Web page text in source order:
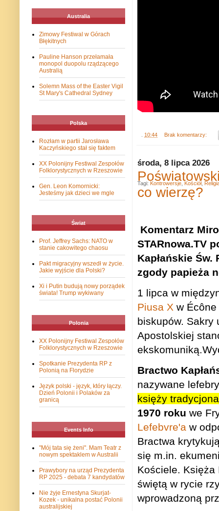
10:44 Brak komentarzy:
środa, 8 lipca 2026
co wierzę?
Komentarz
STARnowa.TV
Kapłańskie
zgody papieża
1 lipca w
Piusa X w
biskupów. Sakry
Apostolskiej
Bractwo
nazywane
księży
1970 roku we
Lefebvre'a w
Bractwa
się m.in.
Kościele. Księża
świętą w rycie
wprowadzoną
Tagi: Kontrowersje Kościół,
Australia
Zimowy Festiwal w Górach
Błękitnych
Pauline Hanson przełamała
monopol duopolu rządzącego
Australią
Solemn Mass of the Easter Vigil
St Mary's Cathedral Sydney
Polska
Rozłam w partii Jarosława
Kaczyńskiego stał się faktem
XX Polonijny Festiwal Zespołów
Folklorystycznych w Rzeszowie
Gen. Leon Komornicki:
Jesteśmy jak dzieci we mgle
Świat
Prof. Jeffrey Sachs: NATO w
stanie cakowitego chaosu
Pakt migracyjny wszedł w życie.
Jakie wyjście dla Polski?
Xi i Putin budują nowy porządek
świata! Trump wykiwany
Polonia
XX Polonijny Festiwal Zespołów
Folklorystycznych w Rzeszowie
Spotkanie Prezydenta RP z
Polonią na Florydzie
Język polski - język, który łączy.
Dzień Polonii i Polaków za
granicą
Events Info
"Mój tata się żeni". Mam Teatr z
nowym spektaklem w Australii
Prawybory na urząd Prezydenta
RP 2025 - debata 7 kandydatów
Nie żyje Ernestyna Skurjat-
Kozek - unikalna postać Polonii
australijskiej